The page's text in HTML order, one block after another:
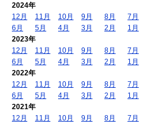
2024年
12月
11月 10月 9月 8月
7月
6月
5月 4月 3月 2月
1月
2023年
12月
11月 10月 9月 8月
7月
6月
5月 4月 3月 2月
1月
2022年
12月
11月 10月 9月 8月
7月
6月
5月 4月 3月 2月
1月
2021年
12月
11月 10月 9月 8月
7月